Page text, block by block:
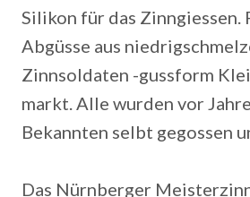
Silikon für das Zinngiessen.
Abgüsse aus
Zinnsoldaten -gussform
markt. Alle wurden vor
Bekannten selbt gegossen
Das Nürnberger